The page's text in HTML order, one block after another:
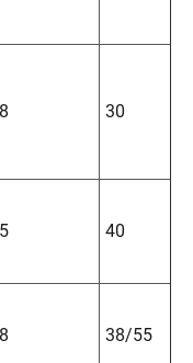
30
40
38/55